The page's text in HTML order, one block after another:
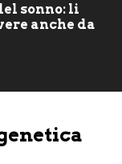
sonno: li
anche da